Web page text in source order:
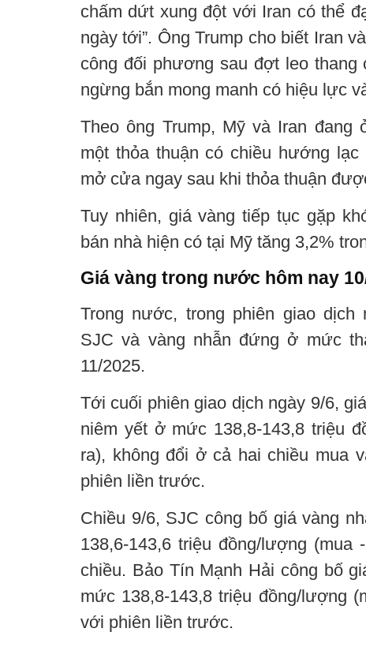
chấm dứt xung đột với Iran có thể
ngày tới”. Ông Trump cho biết Iran
công đối phương sau đợt leo thang
ngừng bắn mong manh có hiệu lực
Theo ông Trump, Mỹ và Iran đang
một thỏa thuận có chiều hướng
mở cửa ngay sau khi thỏa thuận
Tuy nhiên, giá vàng tiếp tục gặp
bán nhà hiện có tại Mỹ tăng 3,2%
Giá vàng trong nước hôm nay
Trong nước, trong phiên giao dịch
SJC và vàng nhẫn đứng ở mức
11/2025.
Tới cuối phiên giao dịch ngày 9/6,
niêm yết ở mức 138,8-143,8 triệu
ra), không đổi ở cả hai chiều mua
phiên liền trước.
Chiều 9/6, SJC công bố giá vàng
138,6-143,6 triệu đồng/lượng
chiều. Bảo Tín Mạnh Hải công bố
mức 138,8-143,8 triệu đồng/lượng
với phiên liền trước.